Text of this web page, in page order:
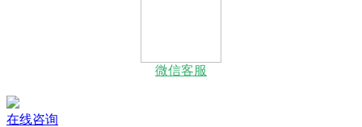
微信客服
在线咨询